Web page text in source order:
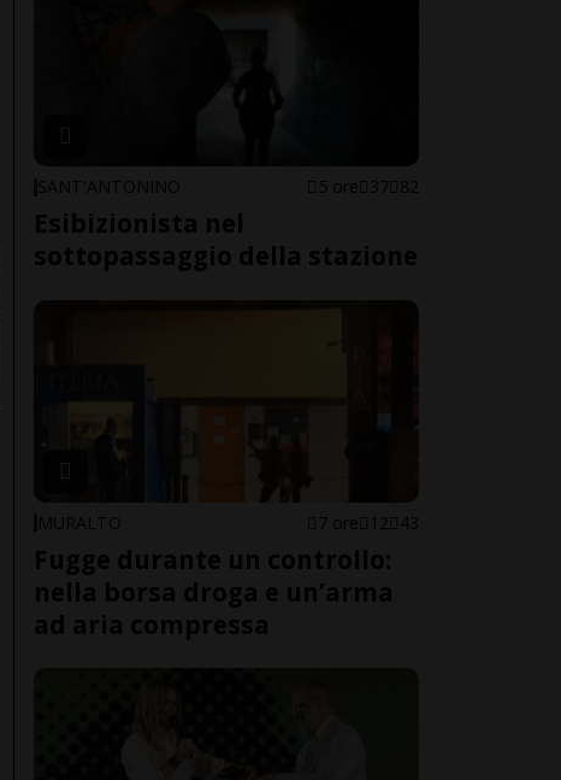
SANT'ANTONINO 5 ore 37 82
Esibizionista nel
sottopassaggio della stazione
MURALTO 7 ore 12 43
Fugge durante un controllo:
nella borsa droga e un’arma
ad aria compressa